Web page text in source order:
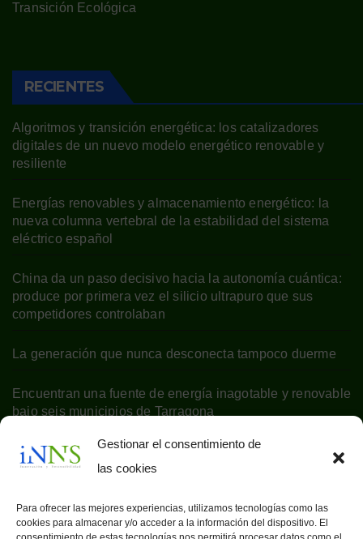
Gestionar el consentimiento de
las cookies
Para ofrecer las mejores experiencias, utilizamos tecnologías como las
cookies para almacenar y/o acceder a la información del dispositivo. El
Transición Ecológica
RECIENTES
Algoritmos y transición energética: los catalizadores
digitales de un nuevo modelo energético renovable y
resiliente
Energías renovables y almacenamiento energético: la
nueva columna vertebral de la estabilidad del sistema
eléctrico español
China da un paso decisivo hacia la autonomía cuántica:
produce por primera vez el silicio ultrapuro que sus
competidores controlaban
La generación que nunca desconecta tampoco duerme
Encuentran una fuente de energía inagotable y renovable
bajo seis municipios de Tarragona